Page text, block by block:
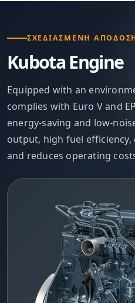
ΣΧΕΔΙΑΣΜΈΝΗ
Kubota Engine
Equipped with an
complies with Euro V and
energy-saving and low-
output, high fuel efficiency,
and reduces operating